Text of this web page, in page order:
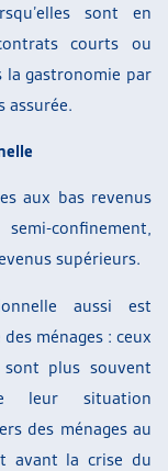
sont en
courts ou
la gastronomie par
assurée.
aux bas revenus
confinement,
supérieurs.
aussi est
ménages : ceux
plus souvent
leur situation
des ménages au
avant la crise du